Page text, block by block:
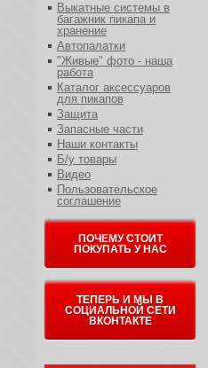
Выкатные системы в
багажник пикапа и
хранение
Автопалатки
"Живые" фото - наша
работа
Каталог аксессуаров
для пикапов
Защита
Запасные части
Наши контакты
Б/у товары
Видео
Пользовательское
соглашение
ПОЧЕМУ СТОИТ
ПОКУПАТЬ У НАС
ТЕПЕРЬ И МЫ В
СОЦИАЛЬНОЙ СЕТИ
ВКОНТАКТЕ